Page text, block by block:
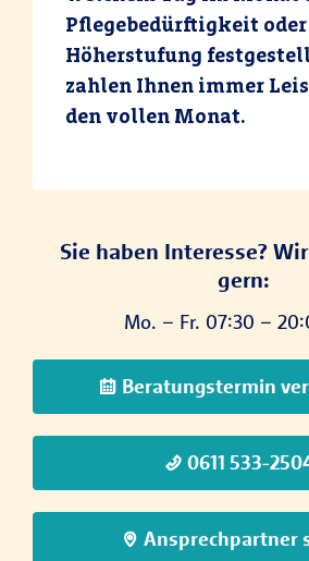
Pflegebedürftigkeit
Höherstufung
zahlen Ihnen immer
den vollen Monat.
Sie haben Interesse?
gern:
Mo. – Fr. 07:30 –
Beratungstermin
0611 533-
Ansprechpartner